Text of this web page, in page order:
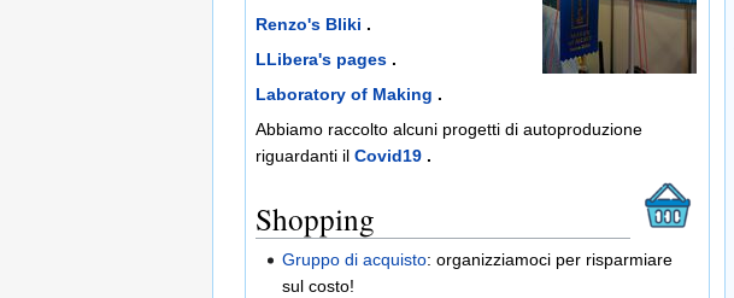
Renzo's Bliki .
LLibera's pages .
Laboratory of Making .
Abbiamo raccolto alcuni progetti di autoproduzione
riguardanti il Covid19 .
Shopping
Gruppo di acquisto: organizziamoci per risparmiare
sul costo!